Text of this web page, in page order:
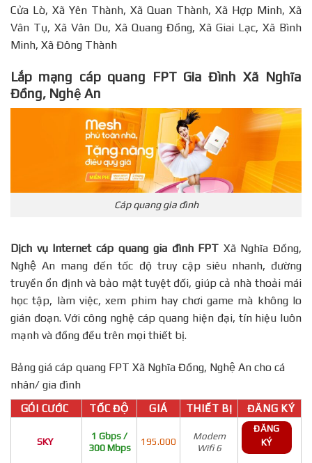
Cửa Lò, Xã Yên Thành, Xã Quan Thành, Xã Hợp Minh, Xã
Vân Tụ, Xã Vân Du, Xã Quang Đồng, Xã Giai Lạc, Xã Bình
Minh, Xã Đông Thành
Lắp mạng cáp quang FPT Gia Đình Xã Nghĩa
Đồng, Nghệ An
Cáp quang gia đình
Dịch vụ Internet cáp quang gia đình FPT Xã Nghĩa Đồng,
Nghệ An mang đến tốc độ truy cập siêu nhanh, đường
truyền ổn định và bảo mật tuyệt đối, giúp cả nhà thoải mái
học tập, làm việc, xem phim hay chơi game mà không lo
gián đoạn. Với công nghệ cáp quang hiện đại, tín hiệu luôn
mạnh và đồng đều trên mọi thiết bị.
Bảng giá cáp quang FPT Xã Nghĩa Đồng, Nghệ An cho cá
nhân/ gia đình
GÓI CƯỚC TỐC ĐỘ GIÁ THIẾT BỊ ĐĂNG KÝ
SKY
1 Gbps /
300 Mbps
195.000
Modem
Wifi 6
ĐĂNG
KÝ